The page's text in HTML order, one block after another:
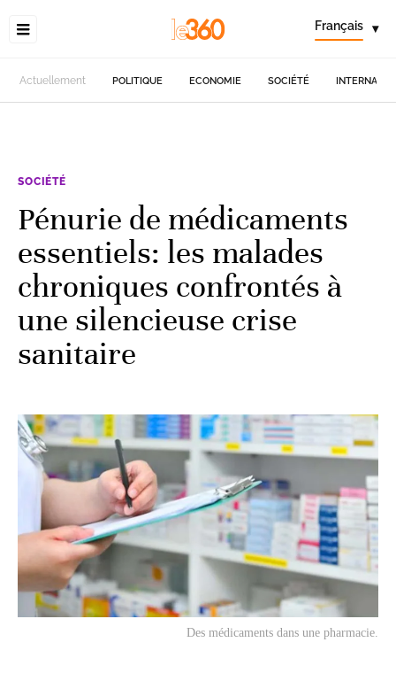
Français ▾
Actuellement POLITIQUE ECONOMIE SOCIÉTÉ
SOCIÉTÉ
Pénurie de médicaments
essentiels: les malades
chroniques confrontés à
une silencieuse crise
sanitaire
Des médicaments dans une pharmacie.